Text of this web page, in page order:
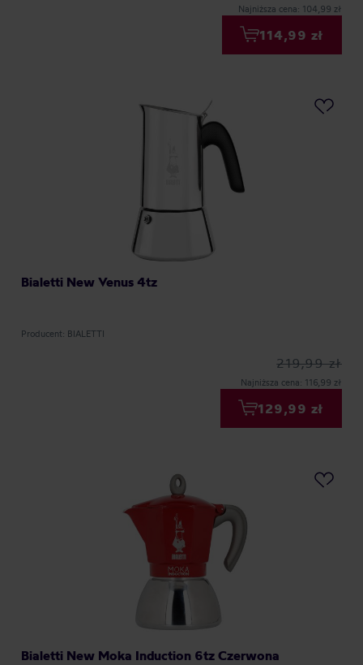
Najniższa cena: 104,99 zł
114,99 zł
Bialetti New Venus 4tz
Producent: BIALETTI
219,99 zł
Najniższa cena: 116,99 zł
129,99 zł
Bialetti New Moka Induction 6tz Czerwona